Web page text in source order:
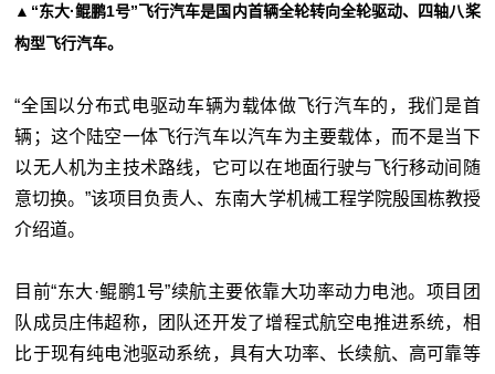
▲“东大·鲲鹏1号”飞行汽车是国内首辆全轮转向全轮驱动、四轴八桨
构型飞行汽车。
“全国以分布式电驱动车辆为载体做飞行汽车的，我们是首
辆；这个陆空一体飞行汽车以汽车为主要载体，而不是当下
以无人机为主技术路线，它可以在地面行驶与飞行移动间随
意切换。”该项目负责人、东南大学机械工程学院殷国栋教授
介绍道。
目前“东大·鲲鹏1号”续航主要依靠大功率动力电池。项目团
队成员庄伟超称，团队还开发了增程式航空电推进系统，相
比于现有纯电池驱动系统，具有大功率、长续航、高可靠等